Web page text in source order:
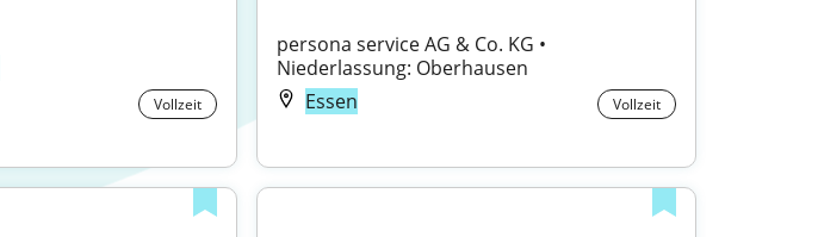
Vollzeit
persona service AG & Co. KG •
Niederlassung: Oberhausen
Essen
Vollzeit